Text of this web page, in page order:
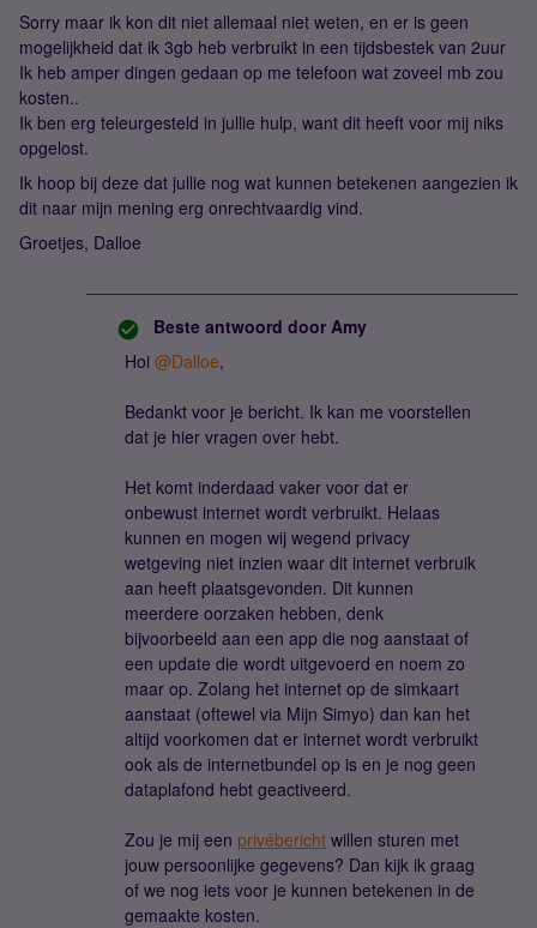
Sorry maar ik kon dit niet allemaal niet weten, en er is geen
mogelijkheid dat ik 3gb heb verbruikt in een tijdsbestek van 2uur
Ik heb amper dingen gedaan op me telefoon wat zoveel mb zou
kosten..
Ik ben erg teleurgesteld in jullie hulp, want dit heeft voor mij niks
opgelost.
Ik hoop bij deze dat jullie nog wat kunnen betekenen aangezien ik
dit naar mijn mening erg onrechtvaardig vind.
Groetjes, Dalloe
Beste antwoord door Amy
Hoi ​ @Dalloe,
Bedankt voor je bericht. Ik kan me voorstellen
dat je hier vragen over hebt.
Het komt inderdaad vaker voor dat er
onbewust internet wordt verbruikt. Helaas
kunnen en mogen wij wegend privacy
wetgeving niet inzien waar dit internet verbruik
aan heeft plaatsgevonden. Dit kunnen
meerdere oorzaken hebben, denk
bijvoorbeeld aan een app die nog aanstaat of
een update die wordt uitgevoerd en noem zo
maar op. Zolang het internet op de simkaart
aanstaat (oftewel via Mijn Simyo) dan kan het
altijd voorkomen dat er internet wordt verbruikt
ook als de internetbundel op is en je nog geen
dataplafond hebt geactiveerd.
Zou je mij een privébericht willen sturen met
jouw persoonlijke gegevens? Dan kijk ik graag
of we nog iets voor je kunnen betekenen in de
gemaakte kosten.